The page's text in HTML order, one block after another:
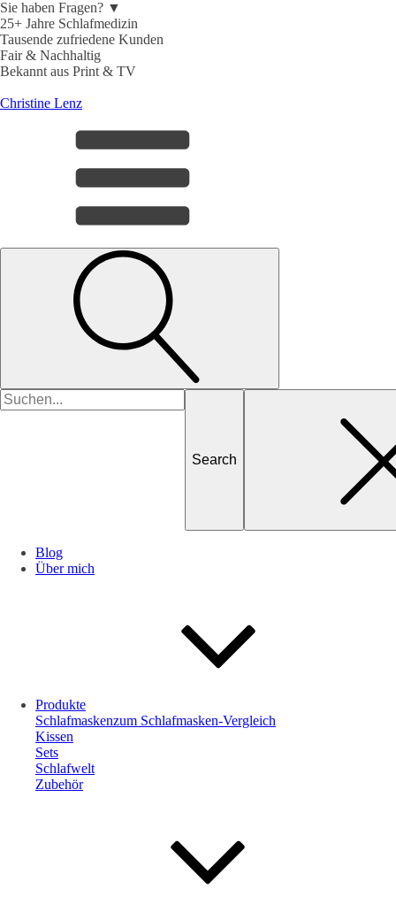
Sie haben Fragen? ▼
25+ Jahre Schlafmedizin
Tausende zufriedene Kunden
Fair & Nachhaltig
Bekannt aus Print & TV
Christine Lenz
Search
for
Blog
Über mich
Produkte
Schlafmasken
Kissen
Sets
Schlafwelt
Zubehör
zum Schlafmasken-Vergleich